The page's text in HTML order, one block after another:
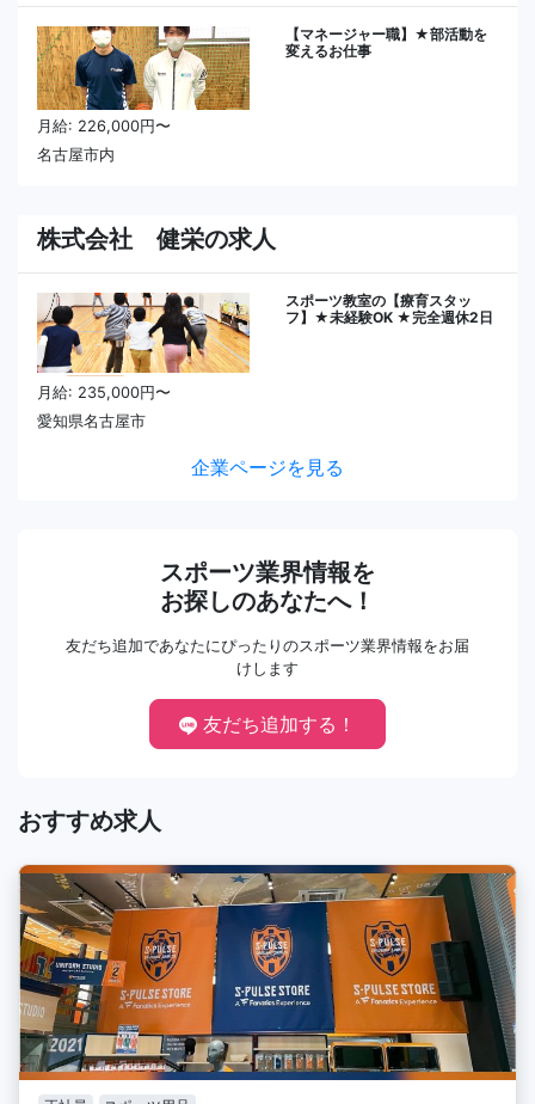
【マネージャー職】★部活動を
変えるお仕事
月給: 226,000円〜
名古屋市内
株式会社 健栄の求人
スポーツ教室の【療育スタッ
フ】★未経験OK ★完全週休2日
月給: 235,000円〜
愛知県名古屋市
企業ページを見る
スポーツ業界情報を
お探しのあなたへ！
友だち追加であなたにぴったりのスポーツ業界情報をお届
けします
友だち追加する！
おすすめ求人